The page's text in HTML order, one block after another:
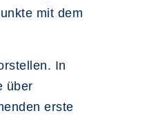
mit dem
In
über
erste